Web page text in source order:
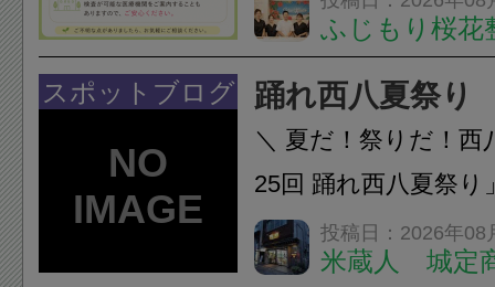
A: はい、受けられま
態を丁寧に確認した
います。必要に応じ
ン・CT・MRIなどの
ふじもり桜花
スポットブログ 踊れ西八夏祭り
＼ 夏だ！祭りだ！西
25回 踊れ西八夏祭
てくる！ 伝統の【阿
情熱の【よさこいソ
投稿日：2026年08
米蔵人 城定